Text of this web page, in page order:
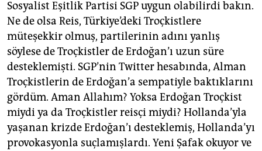
Sosyalist Eşitlik Partisi SGP uygun olabilirdi bakın.
Ne de olsa Reis, Türkiye’deki Troçkistlere
müteşekkir olmuş, partilerinin adını yanlış
söylese de Troçkistler de Erdoğan’ı uzun süre
desteklemişti. SGP’nin Twitter hesabında, Alman
Troçkistlerin de Erdoğan’a sempatiyle baktıklarını
gördüm. Aman Allahım? Yoksa Erdoğan Troçkist
miydi ya da Troçkistler reisçi miydi? Hollanda’yla
yaşanan krizde Erdoğan’ı desteklemiş, Hollanda’yı
provokasyonla suçlamışlardı. Yeni Şafak okuyor ve